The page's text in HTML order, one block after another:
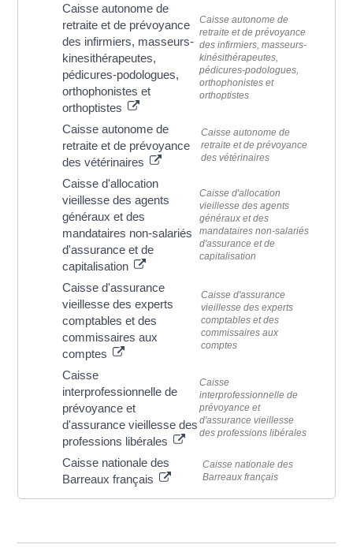
Caisse autonome de
retraite et de prévoyance
des infirmiers, masseurs-
kinesithérapeutes,
pédicures-podologues,
orthophonistes et
orthoptistes
Caisse autonome de
retraite et de prévoyance
des infirmiers, masseurs-
kinésithérapeutes,
pédicures-podologues,
orthophonistes et
orthoptistes
Caisse autonome de
retraite et de prévoyance
des vétérinaires
Caisse autonome de
retraite et de prévoyance
des vétérinaires
Caisse d'allocation
vieillesse des agents
généraux et des
mandataires non-salariés
d'assurance et de
capitalisation
Caisse d'allocation
vieillesse des agents
généraux et des
mandataires non-salariés
d'assurance et de
capitalisation
Caisse d'assurance
vieillesse des experts
comptables et des
commissaires aux
comptes
Caisse d'assurance
vieillesse des experts
comptables et des
commissaires aux
comptes
Caisse
interprofessionnelle de
prévoyance et
d'assurance vieillesse des
professions libérales
Caisse
interprofessionnelle de
prévoyance et
d'assurance vieillesse
des professions libérales
Caisse nationale des
Barreaux français
Caisse nationale des
Barreaux français